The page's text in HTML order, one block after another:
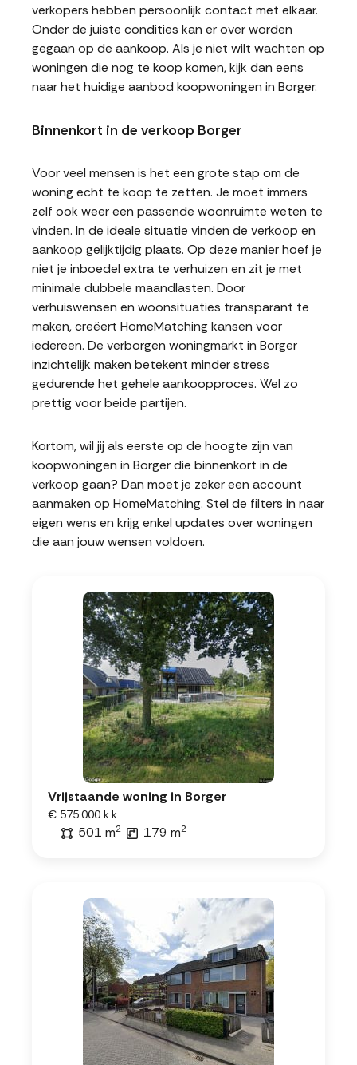
verkopers hebben persoonlijk contact met elkaar.
Onder de juiste condities kan er over worden
gegaan op de aankoop. Als je niet wilt wachten op
woningen die nog te koop komen, kijk dan eens
naar het huidige aanbod koopwoningen in Borger.
Binnenkort in de verkoop Borger
Voor veel mensen is het een grote stap om de
woning echt te koop te zetten. Je moet immers
zelf ook weer een passende woonruimte weten te
vinden. In de ideale situatie vinden de verkoop en
aankoop gelijktijdig plaats. Op deze manier hoef je
niet je inboedel extra te verhuizen en zit je met
minimale dubbele maandlasten. Door
verhuiswensen en woonsituaties transparant te
maken, creëert HomeMatching kansen voor
iedereen. De verborgen woningmarkt in Borger
inzichtelijk maken betekent minder stress
gedurende het gehele aankoopproces. Wel zo
prettig voor beide partijen.
Kortom, wil jij als eerste op de hoogte zijn van
koopwoningen in Borger die binnenkort in de
verkoop gaan? Dan moet je zeker een account
aanmaken op HomeMatching. Stel de filters in naar
eigen wens en krijg enkel updates over woningen
die aan jouw wensen voldoen.
Vrijstaande woning in Borger
€ 575.000 k.k.
501 m2 179 m2